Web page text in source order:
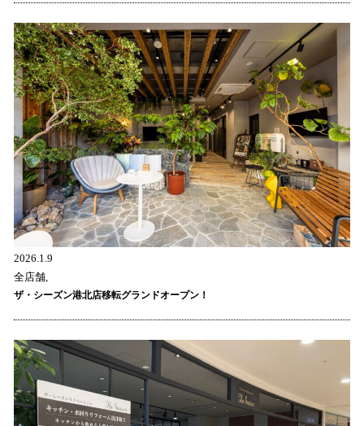
2026.1.9
全店舗,
ザ・シーズン港北店移転グランドオープン！